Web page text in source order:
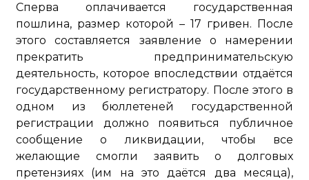
Сперва оплачивается государственная
пошлина, размер которой – 17 гривен. После
этого составляется заявление о намерении
прекратить предпринимательскую
деятельность, которое впоследствии отдаётся
государственному регистратору. После этого в
одном из бюллетеней государственной
регистрации должно появиться публичное
сообщение о ликвидации, чтобы все
желающие смогли заявить о долговых
претензиях (им на это даётся два месяца),